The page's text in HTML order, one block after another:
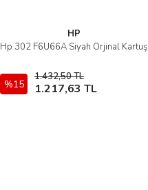
HP
Hp 302 F6U66A Siyah Orjinal Kartuş
%15
1.432,50 TL
1.217,63 TL
İncele
Sepete Ekle